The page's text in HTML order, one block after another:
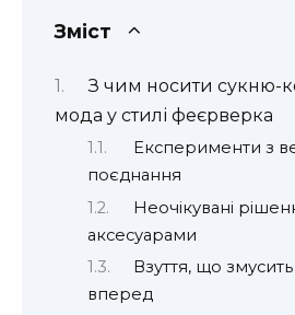
Зміст
З чим носити сукню-
мода у стилі феєрверка
Експерименти з
поєднання
Неочікувані
аксесуарами
Взуття, що
вперед